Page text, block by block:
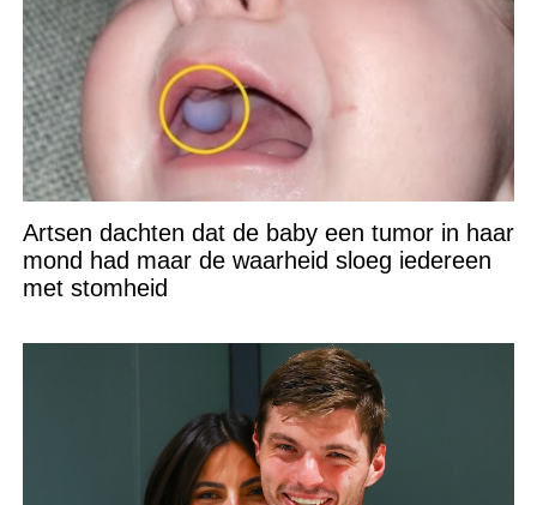
Artsen dachten dat de baby een tumor in haar
mond had maar de waarheid sloeg iedereen
met stomheid